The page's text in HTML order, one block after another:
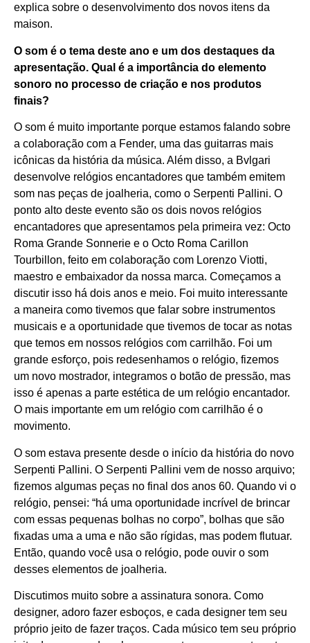
explica sobre o desenvolvimento dos novos itens da
maison.
O som é o tema deste ano e um dos destaques da
apresentação. Qual é a importância do elemento
sonoro no processo de criação e nos produtos
finais?
O som é muito importante porque estamos falando sobre
a colaboração com a Fender, uma das guitarras mais
icônicas da história da música. Além disso, a Bvlgari
desenvolve relógios encantadores que também emitem
som nas peças de joalheria, como o Serpenti Pallini. O
ponto alto deste evento são os dois novos relógios
encantadores que apresentamos pela primeira vez: Octo
Roma Grande Sonnerie e o Octo Roma Carillon
Tourbillon, feito em colaboração com Lorenzo Viotti,
maestro e embaixador da nossa marca. Começamos a
discutir isso há dois anos e meio. Foi muito interessante
a maneira como tivemos que falar sobre instrumentos
musicais e a oportunidade que tivemos de tocar as notas
que temos em nossos relógios com carrilhão. Foi um
grande esforço, pois redesenhamos o relógio, fizemos
um novo mostrador, integramos o botão de pressão, mas
isso é apenas a parte estética de um relógio encantador.
O mais importante em um relógio com carrilhão é o
movimento.
O som estava presente desde o início da história do novo
Serpenti Pallini. O Serpenti Pallini vem de nosso arquivo;
fizemos algumas peças no final dos anos 60. Quando vi o
relógio, pensei: “há uma oportunidade incrível de brincar
com essas pequenas bolhas no corpo”, bolhas que são
fixadas uma a uma e não são rígidas, mas podem flutuar.
Então, quando você usa o relógio, pode ouvir o som
desses elementos de joalheria.
Discutimos muito sobre a assinatura sonora. Como
designer, adoro fazer esboços, e cada designer tem seu
próprio jeito de fazer traços. Cada músico tem seu próprio